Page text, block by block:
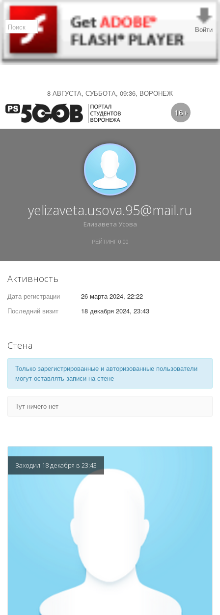
8 АВГУСТА, СУББОТА, 09:36, ВОРОНЕЖ
Войти
16+
yelizaveta.usova.95@mail.ru
Елизавета Усова
РЕЙТИНГ 0.00
Активность
Дата регистрации
26 марта 2024, 22:22
Последний визит
18 декабря 2024, 23:43
Стена
Только зарегистрированные и авторизованные пользователи
могут оставлять записи на стене
Тут ничего нет
Заходил 18 декабря в 23:43